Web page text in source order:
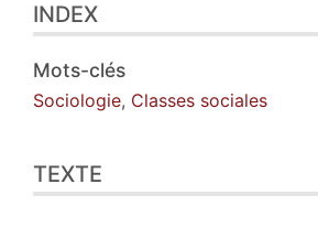
Texte
Notes
Illustrations
Citer cet article
INDEX
Mots-clés
Sociologie, Classes sociales
TEXTE